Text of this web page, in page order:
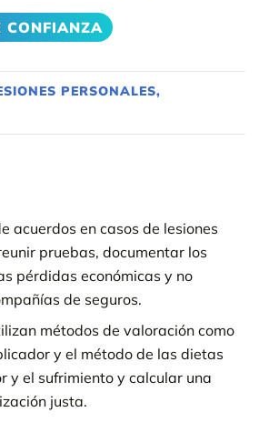
CONFIANZA
PERSONALES,
acuerdos en casos de lesiones
pruebas, documentar los
pérdidas económicas y no
de seguros.
métodos de valoración como
y el método de las dietas
y el sufrimiento y calcular una
justa.